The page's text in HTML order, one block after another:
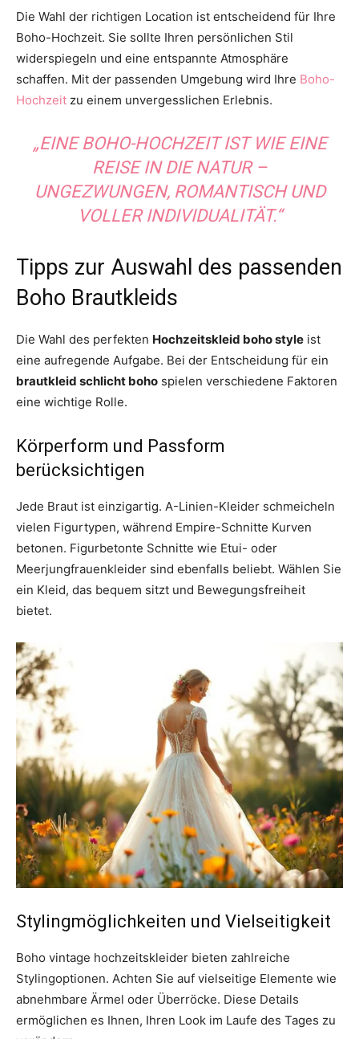
Die Wahl der richtigen Location ist entscheidend für Ihre
Boho-Hochzeit. Sie sollte Ihren persönlichen Stil
widerspiegeln und eine entspannte Atmosphäre
schaffen. Mit der passenden Umgebung wird Ihre Boho-
Hochzeit zu einem unvergesslichen Erlebnis.
„EINE BOHO-HOCHZEIT IST WIE EINE
REISE IN DIE NATUR –
UNGEZWUNGEN, ROMANTISCH UND
VOLLER INDIVIDUALITÄT.“
Tipps zur Auswahl des passenden
Boho Brautkleids
Die Wahl des perfekten Hochzeitskleid boho style ist
eine aufregende Aufgabe. Bei der Entscheidung für ein
brautkleid schlicht boho spielen verschiedene Faktoren
eine wichtige Rolle.
Körperform und Passform
berücksichtigen
Jede Braut ist einzigartig. A-Linien-Kleider schmeicheln
vielen Figurtypen, während Empire-Schnitte Kurven
betonen. Figurbetonte Schnitte wie Etui- oder
Meerjungfrauenkleider sind ebenfalls beliebt. Wählen Sie
ein Kleid, das bequem sitzt und Bewegungsfreiheit
bietet.
Stylingmöglichkeiten und Vielseitigkeit
Boho vintage hochzeitskleider bieten zahlreiche
Stylingoptionen. Achten Sie auf vielseitige Elemente wie
abnehmbare Ärmel oder Überröcke. Diese Details
ermöglichen es Ihnen, Ihren Look im Laufe des Tages zu